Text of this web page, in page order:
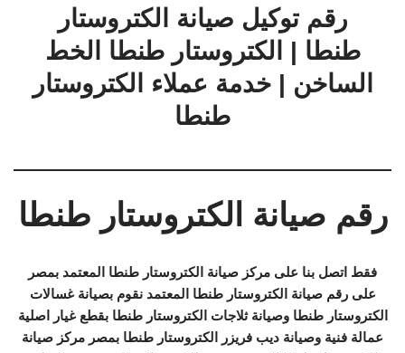
رقم توكيل صيانة الكتروستار
طنطا | الكتروستار طنطا الخط
الساخن | خدمة عملاء الكتروستار
طنطا
رقم صيانة الكتروستار طنطا
فقط اتصل بنا على مركز صيانة الكتروستار طنطا المعتمد بمصر
على رقم صيانة الكتروستار طنطا المعتمد نقوم بصيانة غسالات
الكتروستار طنطا وصيانة ثلاجات الكتروستار طنطا بقطع غيار اصلية
عمالة فنية وصيانة ديب فريزر الكتروستار طنطا بمصر مركز صيانة